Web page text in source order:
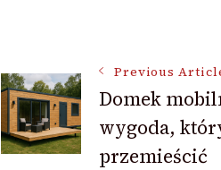
Post
Navigation
Previous
Domek
wygoda,
przemieścić